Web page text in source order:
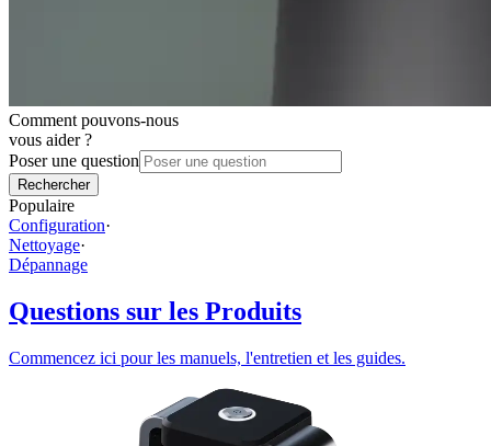
Comment pouvons-nous
vous aider ?
Poser une question
Rechercher
Populaire
Configuration·
Nettoyage·
Dépannage
Questions sur les Produits
Commencez ici pour les manuels, l'entretien et les guides.